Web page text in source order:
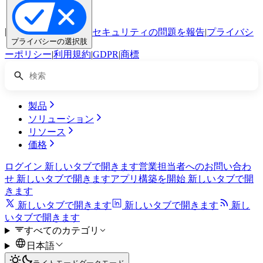
|
プライバシーの選択肢
セキュリティの問題を報告|プライバシ
ーポリシー|利用規約|GDPR|商標
製品
ソリューション
リソース
価格
ログイン 新しいタブで開きます営業担当者へのお問い合わ
せ 新しいタブで開きますアプリ構築を開始 新しいタブで開
きます
新しいタブで開きます
新しいタブで開きます
新し
いタブで開きます
すべてのカテゴリ
日本語